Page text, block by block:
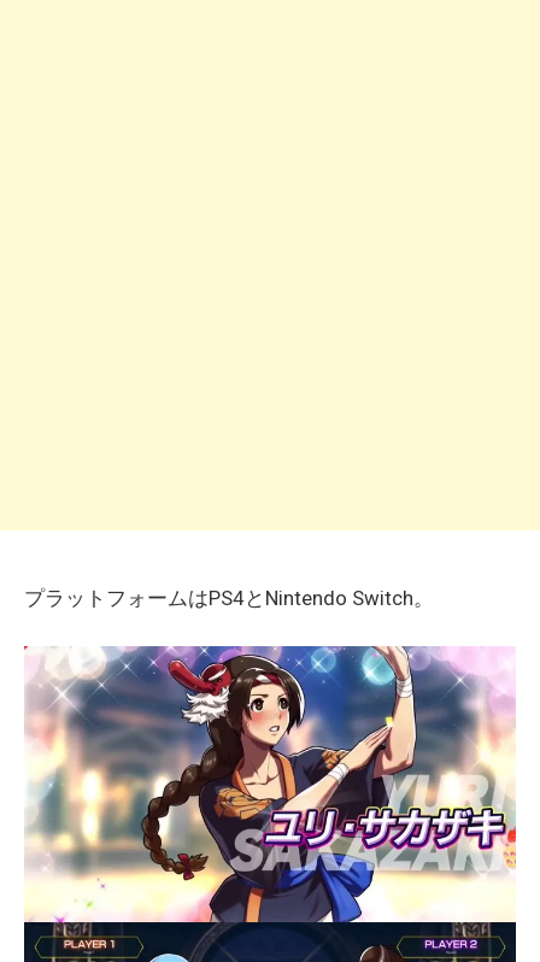
プラットフォームはPS4とNintendo Switch。